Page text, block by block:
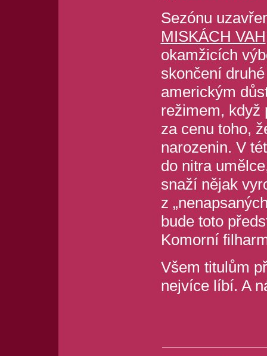
Sezónu
MISKÁCH VAH
okamžicích
skončení
americkým
režimem, když
za cenu toho,
narozenin. V
do nitra
snaží nějak
z
bude toto
Komorní
Všem titulům
nejvíce líbí. A